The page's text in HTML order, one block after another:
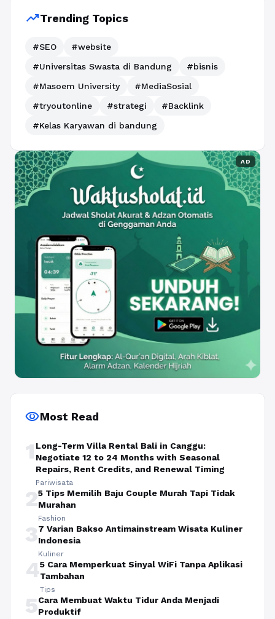
trending_upTrending Topics
#SEO
#website
#Universitas Swasta di Bandung
#bisnis
#Masoem University
#MediaSosial
#tryoutonline
#strategi
#Backlink
#Kelas Karyawan di bandung
AD
visibilityMost Read
1 Long-Term Villa Rental Bali in Canggu:
Negotiate 12 to 24 Months with Seasonal
Repairs, Rent Credits, and Renewal Timing
Pariwisata
25 Tips Memilih Baju Couple Murah Tapi Tidak
Murahan
Fashion
37 Varian Bakso Antimainstream Wisata Kuliner
Indonesia
Kuliner
45 Cara Memperkuat Sinyal WiFi Tanpa Aplikasi
Tambahan
Tips
5Cara Membuat Waktu Tidur Anda Menjadi
Produktif